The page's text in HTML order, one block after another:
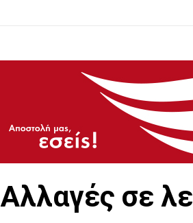
Αλλαγές σε